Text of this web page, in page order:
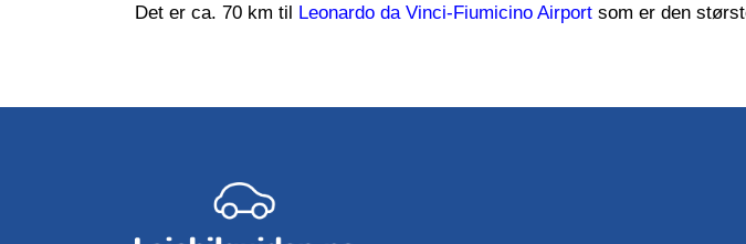
Det er ca. 70 km til Leonardo da Vinci-Fiumicino Airport som er den